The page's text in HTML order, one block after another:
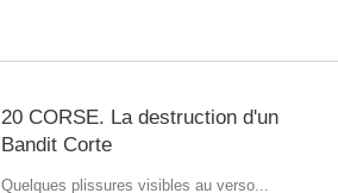
20 CORSE. La destruction d'un
Bandit Corte
Quelques plissures visibles au verso...